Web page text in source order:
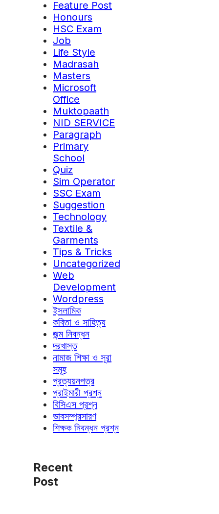
Feature Post
Honours
HSC Exam
Job
Life Style
Madrasah
Masters
Microsoft
Office
Muktopaath
NID SERVICE
Paragraph
Primary
School
Quiz
Sim Operator
SSC Exam
Suggestion
Technology
Textile &
Garments
Tips & Tricks
Uncategorized
Web
Development
Wordpress
ইসলামিক
কবিতা ও সাহিত্য
জন্ম নিবন্ধন
দরখাস্ত
নামাজ শিক্ষা ও সূরা
সমূহ
প্রত্যয়নপত্র
প্রাইমারী প্রশ্ন
বিসিএস প্রশ্ন
ভাবসম্প্রসারণ
শিক্ষক নিবন্ধন প্রশ্ন
Recent
Post